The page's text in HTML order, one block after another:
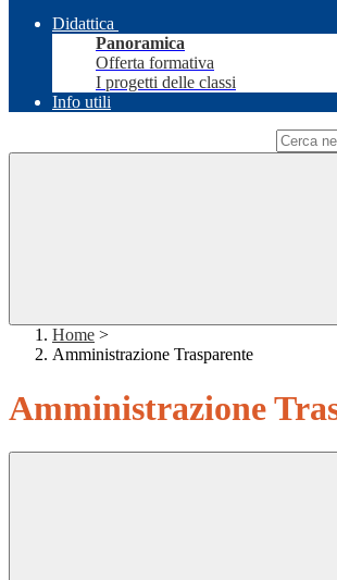
Didattica
Panoramica
Offerta formativa
I progetti delle classi
Info utili
Home >
Amministrazione Trasparente
Amministrazione